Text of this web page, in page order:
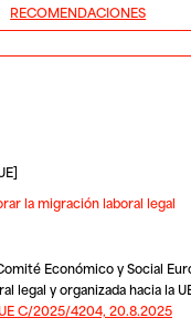
RECOMENDACIONES
]
la migración laboral legal
Económico y Social
legal y organizada hacia la
C/2025/4204, 20.8.2025